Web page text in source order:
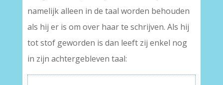
namelijk alleen in de taal worden behouden
als hij er is om over haar te schrijven. Als hij
tot stof geworden is dan leeft zij enkel nog
in zijn achtergebleven taal: